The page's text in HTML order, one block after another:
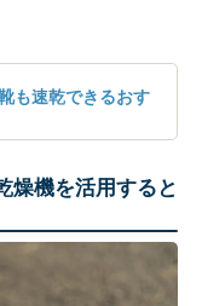
も速乾できるおす
燥機を活用すると